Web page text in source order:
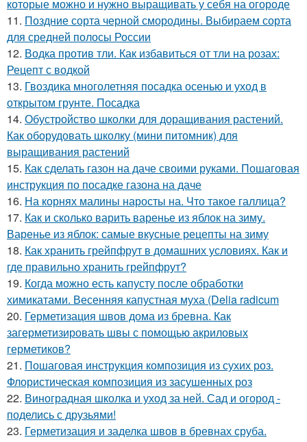
которые можно и нужно выращивать у себя на огороде
11. Поздние сорта черной смородины. Выбираем сорта
для средней полосы России
12. Водка против тли. Как избавиться от тли на розах:
Рецепт с водкой
13. Гвоздика многолетняя посадка осенью и уход в
открытом грунте. Посадка
14. Обустройство школки для доращивания растений.
Как оборудовать школку (мини питомник) для
выращивания растений
15. Как сделать газон на даче своими руками. Пошаговая
инструкция по посадке газона на даче
16. На корнях малины наросты на. Что такое галлица?
17. Как и сколько варить варенье из яблок на зиму.
Варенье из яблок: самые вкусные рецепты на зиму
18. Как хранить грейпфрут в домашних условиях. Как и
где правильно хранить грейпфрут?
19. Когда можно есть капусту после обработки
химикатами. Весенняя капустная муха (Delia radicum
20. Герметизация швов дома из бревна. Как
загерметизировать швы с помощью акриловых
герметиков?
21. Пошаговая инструкция композиция из сухих роз.
Флористическая композиция из засушенных роз
22. Виноградная школка и уход за ней. Сад и огород -
поделись с друзьями!
23. Герметизация и заделка швов в бревнах сруба.